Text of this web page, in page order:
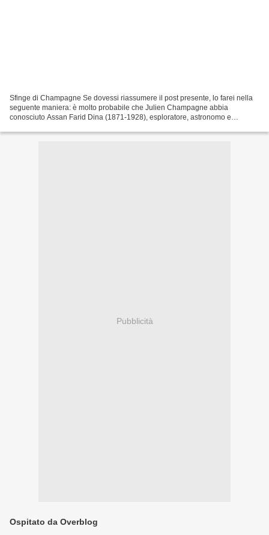
Sfinge di Champagne Se dovessi riassumere il post presente, lo farei nella
seguente maniera: è molto probabile che Julien Champagne abbia
conosciuto Assan Farid Dina (1871-1928), esploratore, astronomo e
Pubblicità
Ospitato da Overblog